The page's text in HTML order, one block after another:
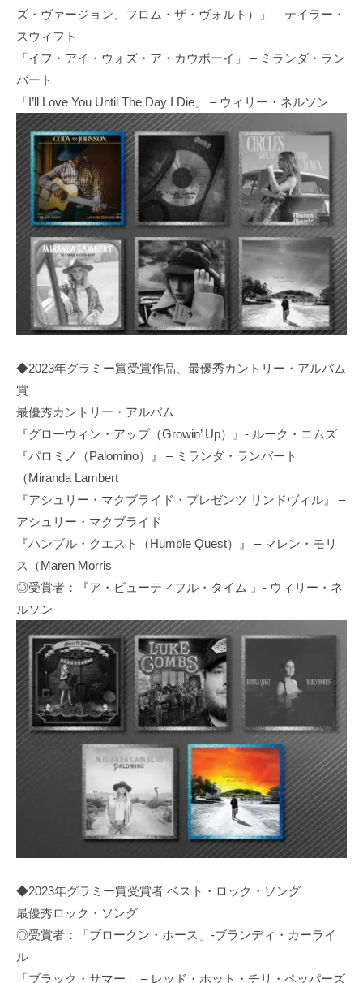
ズ・ヴァージョン、フロム・ザ・ヴォルト）」 – テイラー・
スウィフト
「イフ・アイ・ウォズ・ア・カウボーイ」 – ミランダ・ラン
バート
「I’ll Love You Until The Day I Die」 – ウィリー・ネルソン
◆2023年グラミー賞受賞作品、最優秀カントリー・アルバム
賞
最優秀カントリー・アルバム
『グローウィン・アップ（Growin’ Up）』- ルーク・コムズ
『パロミノ（Palomino）』 – ミランダ・ランバート
（Miranda Lambert
『アシュリー・マクブライド・プレゼンツ リンドヴィル』 –
アシュリー・マクブライド
『ハンブル・クエスト（Humble Quest）』 – マレン・モリ
ス（Maren Morris
◎受賞者：『ア・ビューティフル・タイム 』- ウィリー・ネ
ルソン
◆2023年グラミー賞受賞者 ベスト・ロック・ソング
最優秀ロック・ソング
◎受賞者：「ブロークン・ホース」-ブランディ・カーライ
ル
「ブラック・サマー」 – レッド・ホット・チリ・ペッパーズ